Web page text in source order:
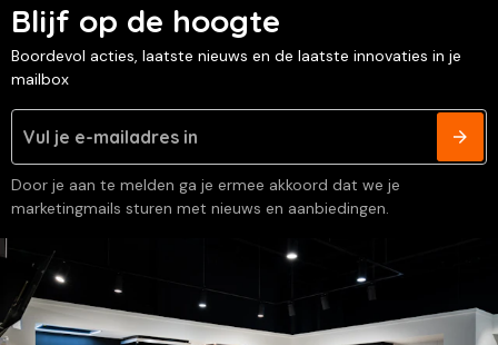
Blijf op de hoogte
Boordevol acties, laatste nieuws en de laatste innovaties in je
mailbox
Door je aan te melden ga je ermee akkoord dat we je
marketingmails sturen met nieuws en aanbiedingen.